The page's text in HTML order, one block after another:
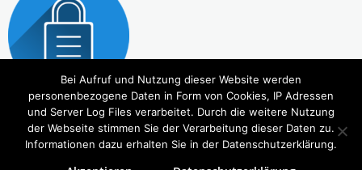
Bei Aufruf und Nutzung dieser Website werden
personenbezogene Daten in Form von Cookies, IP Adressen
und Server Log Files verarbeitet. Durch die weitere Nutzung
der Webseite stimmen Sie der Verarbeitung dieser Daten zu.
Informationen dazu erhalten Sie in der Datenschutzerklärung.